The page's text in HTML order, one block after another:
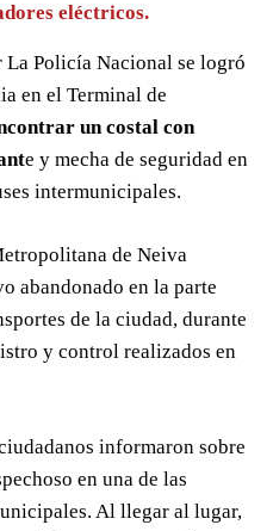
eléctricos.
La Policía Nacional se logró
en el Terminal de
un costal con
e y mecha de seguridad en
intermunicipales.
de Neiva
abandonado en la parte
de la ciudad, durante
y control realizados en
informaron sobre
en una de las
Al llegar al lugar,